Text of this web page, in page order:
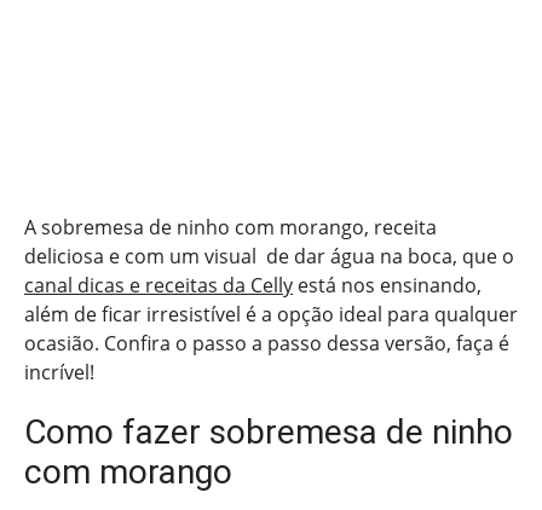
A sobremesa de ninho com morango, receita
deliciosa e com um visual de dar água na boca, que o
canal dicas e receitas da Celly está nos ensinando,
além de ficar irresistível é a opção ideal para qualquer
ocasião. Confira o passo a passo dessa versão, faça é
incrível!
Como fazer sobremesa de ninho
com morango